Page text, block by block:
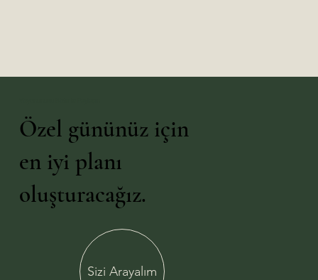
Özel gününüz için
en iyi planı
oluşturacağız.
Sizi Arayalım